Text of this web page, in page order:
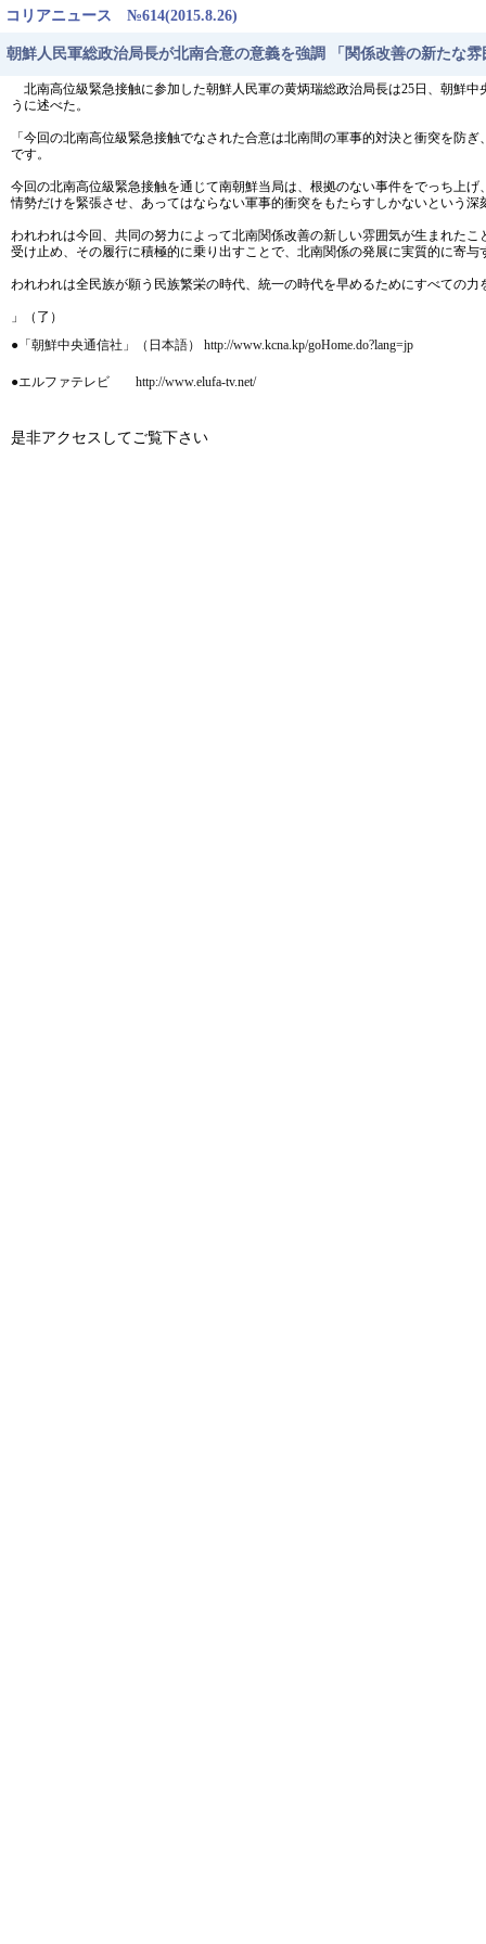
コリアニュース №614(2015.8.26)
朝鮮人民軍総政治局長が北南合意の意義を強調 「関係改善の新たな
北南高位級緊急接触に参加した朝鮮人民軍の黄炳瑞総政治局長は25日、朝鮮
うに述べた。
「今回の北南高位級緊急接触でなされた合意は北南間の軍事的対決と衝突を防
です。
今回の北南高位級緊急接触を通じて南朝鮮当局は、根拠のない事件をでっち上
情勢だけを緊張させ、あってはならない軍事的衝突をもたらすしかないという深
われわれは今回、共同の努力によって北南関係改善の新しい雰囲気が生まれた
受け止め、その履行に積極的に乗り出すことで、北南関係の発展に実質的に寄与
われわれは全民族が願う民族繁栄の時代、統一の時代を早めるためにすべての力
」（了）
●「朝鮮中央通信社」（日本語） http://www.kcna.kp/goHome.do?lang=jp
●エルファテレビ http://www.elufa-tv.net/
是非アクセスしてご覧下さい